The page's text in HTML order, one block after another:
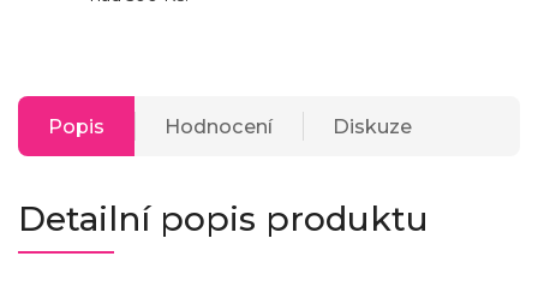
Popis Hodnocení Diskuze
Detailní popis produktu